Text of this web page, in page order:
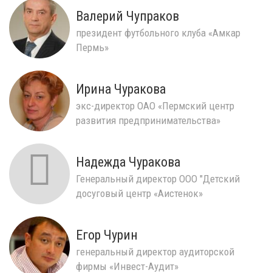
Валерий Чупраков
президент футбольного клуба «Амкар
Пермь»
Ирина Чуракова
экс-директор ОАО «Пермский центр
развития предпринимательства»
Надежда Чуракова
Генеральный директор ООО "Детский
досуговый центр «Аистенок»
Егор Чурин
генеральный директор аудиторской
фирмы «Инвест-Аудит»